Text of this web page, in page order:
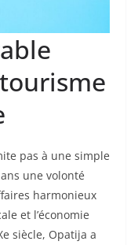
pas à une simple
une volonté
harmonieux
et l’économie
siècle, Opatija a